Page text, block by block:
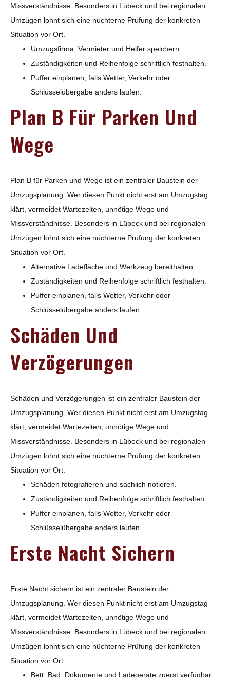
Missverständnisse. Besonders in Lübeck und bei regionalen
Umzügen lohnt sich eine nüchterne Prüfung der konkreten
Situation vor Ort.
Umzugsfirma, Vermieter und Helfer speichern.
Zuständigkeiten und Reihenfolge schriftlich festhalten.
Puffer einplanen, falls Wetter, Verkehr oder
Schlüsselübergabe anders laufen.
Plan B Für Parken Und
Wege
Plan B für Parken und Wege ist ein zentraler Baustein der
Umzugsplanung. Wer diesen Punkt nicht erst am Umzugstag
klärt, vermeidet Wartezeiten, unnötige Wege und
Missverständnisse. Besonders in Lübeck und bei regionalen
Umzügen lohnt sich eine nüchterne Prüfung der konkreten
Situation vor Ort.
Alternative Ladefläche und Werkzeug bereithalten.
Zuständigkeiten und Reihenfolge schriftlich festhalten.
Puffer einplanen, falls Wetter, Verkehr oder
Schlüsselübergabe anders laufen.
Schäden Und
Verzögerungen
Schäden und Verzögerungen ist ein zentraler Baustein der
Umzugsplanung. Wer diesen Punkt nicht erst am Umzugstag
klärt, vermeidet Wartezeiten, unnötige Wege und
Missverständnisse. Besonders in Lübeck und bei regionalen
Umzügen lohnt sich eine nüchterne Prüfung der konkreten
Situation vor Ort.
Schäden fotografieren und sachlich notieren.
Zuständigkeiten und Reihenfolge schriftlich festhalten.
Puffer einplanen, falls Wetter, Verkehr oder
Schlüsselübergabe anders laufen.
Erste Nacht Sichern
Erste Nacht sichern ist ein zentraler Baustein der
Umzugsplanung. Wer diesen Punkt nicht erst am Umzugstag
klärt, vermeidet Wartezeiten, unnötige Wege und
Missverständnisse. Besonders in Lübeck und bei regionalen
Umzügen lohnt sich eine nüchterne Prüfung der konkreten
Situation vor Ort.
Bett, Bad, Dokumente und Ladegeräte zuerst verfügbar